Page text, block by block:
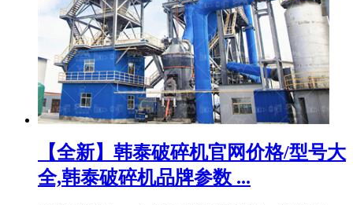
【全新】韩泰破碎机官网价格/型号大
全,韩泰破碎机品牌参数 ...